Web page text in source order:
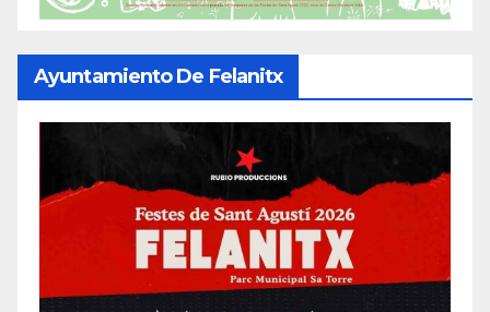
Ayuntamiento De Felanitx